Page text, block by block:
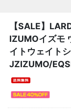
【SALE】
IZUMOイズモ
イトウェイト
JZIZUMO/